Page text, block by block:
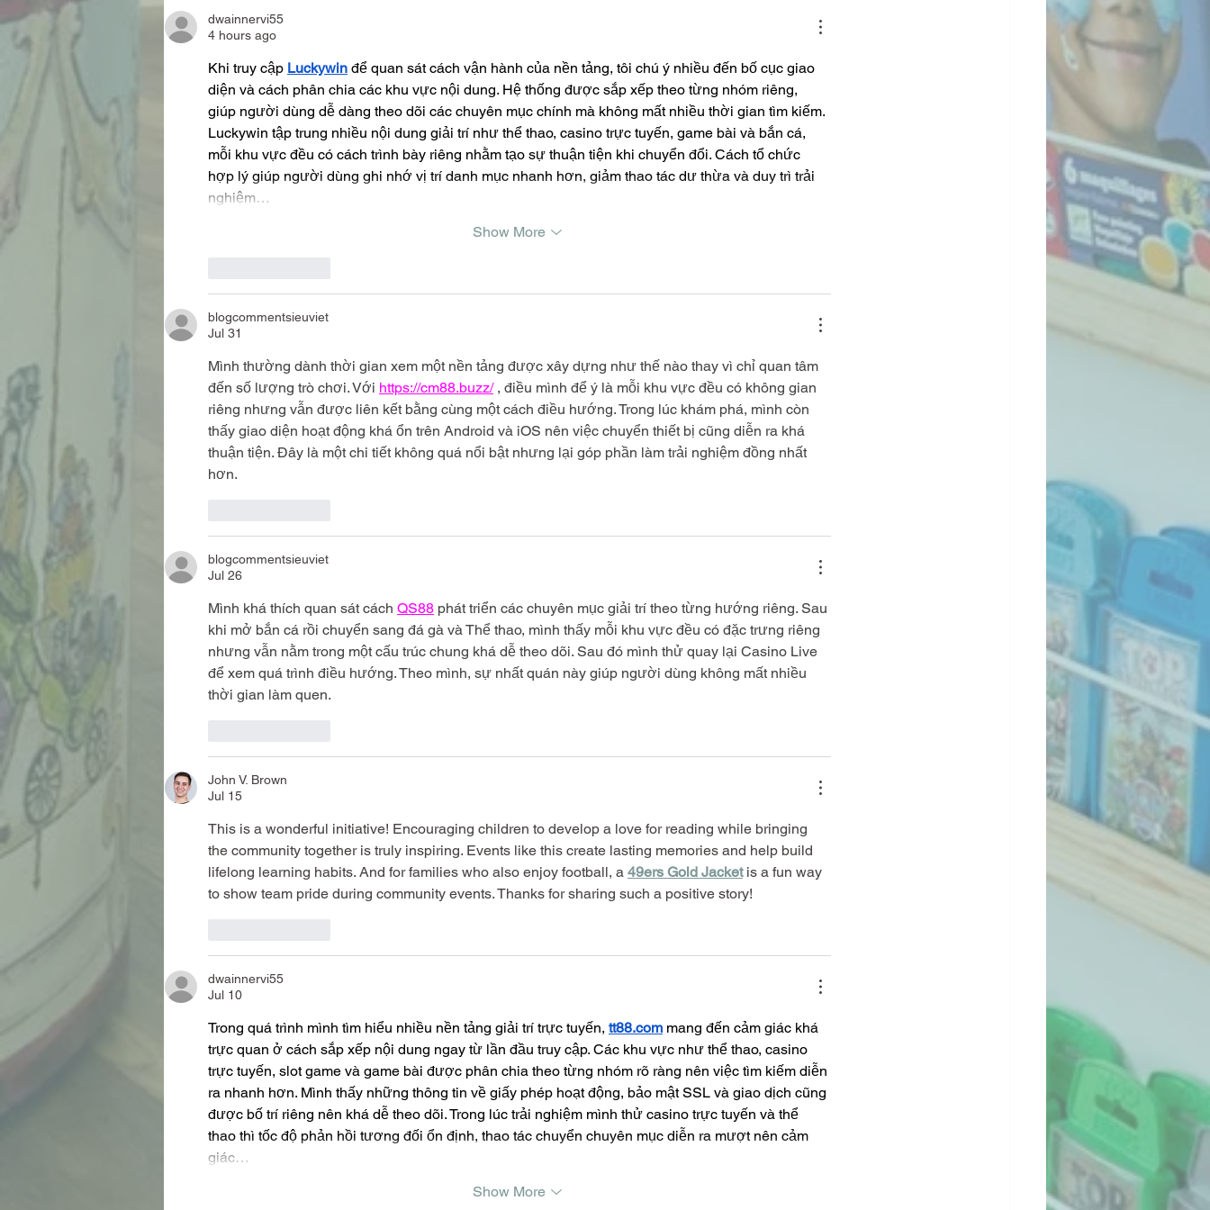
dwainnervi55
4 hours ago
Khi truy cập Luckywin để quan sát cách vận hành của nền tảng, tôi chú ý nhiều đến bố cục giao
diện và cách phân chia các khu vực nội dung. Hệ thống được sắp xếp theo từng nhóm riêng,
giúp người dùng dễ dàng theo dõi các chuyên mục chính mà không mất nhiều thời gian tìm kiếm.
Luckywin tập trung nhiều nội dung giải trí như thể thao, casino trực tuyến, game bài và bắn cá,
mỗi khu vực đều có cách trình bày riêng nhằm tạo sự thuận tiện khi chuyển đổi. Cách tổ chức
hợp lý giúp người dùng ghi nhớ vị trí danh mục nhanh hơn, giảm thao tác dư thừa và duy trì trải
nghiệm…
Show More
blogcommentsieuviet
Jul 31
Mình thường dành thời gian xem một nền tảng được xây dựng như thế nào thay vì chỉ quan tâm
đến số lượng trò chơi. Với https://cm88.buzz/ , điều mình để ý là mỗi khu vực đều có không gian
riêng nhưng vẫn được liên kết bằng cùng một cách điều hướng. Trong lúc khám phá, mình còn
thấy giao diện hoạt động khá ổn trên Android và iOS nên việc chuyển thiết bị cũng diễn ra khá
thuận tiện. Đây là một chi tiết không quá nổi bật nhưng lại góp phần làm trải nghiệm đồng nhất
hơn.
blogcommentsieuviet
Jul 26
Mình khá thích quan sát cách QS88 phát triển các chuyên mục giải trí theo từng hướng riêng. Sau
khi mở bắn cá rồi chuyển sang đá gà và Thể thao, mình thấy mỗi khu vực đều có đặc trưng riêng
nhưng vẫn nằm trong một cấu trúc chung khá dễ theo dõi. Sau đó mình thử quay lại Casino Live
để xem quá trình điều hướng. Theo mình, sự nhất quán này giúp người dùng không mất nhiều
thời gian làm quen.
John V. Brown
Jul 15
This is a wonderful initiative! Encouraging children to develop a love for reading while bringing
the community together is truly inspiring. Events like this create lasting memories and help build
lifelong learning habits. And for families who also enjoy football, a 49ers Gold Jacket is a fun way
to show team pride during community events. Thanks for sharing such a positive story!
dwainnervi55
Jul 10
Trong quá trình mình tìm hiểu nhiều nền tảng giải trí trực tuyến, tt88.com mang đến cảm giác khá
trực quan ở cách sắp xếp nội dung ngay từ lần đầu truy cập. Các khu vực như thể thao, casino
trực tuyến, slot game và game bài được phân chia theo từng nhóm rõ ràng nên việc tìm kiếm diễn
ra nhanh hơn. Mình thấy những thông tin về giấy phép hoạt động, bảo mật SSL và giao dịch cũng
được bố trí riêng nên khá dễ theo dõi. Trong lúc trải nghiệm mình thử casino trực tuyến và thể
thao thì tốc độ phản hồi tương đối ổn định, thao tác chuyển chuyên mục diễn ra mượt nên cảm
giác…
Show More